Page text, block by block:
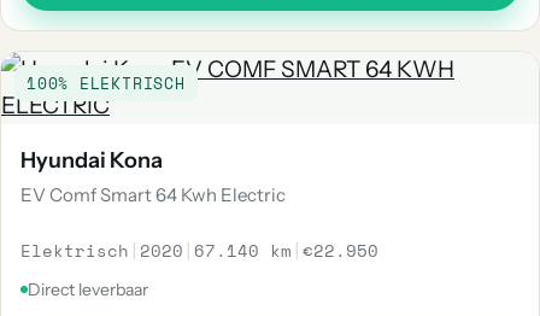
100% ELEKTRISCH
Hyundai Kona
EV Comf Smart 64 Kwh Electric
Elektrisch | 2020 | 67.140 km |€22.950
Direct leverbaar